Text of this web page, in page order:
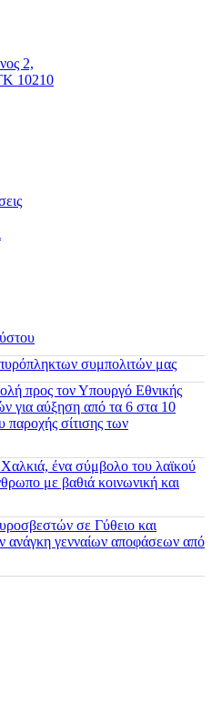
2,
10210
συμπολιτών μας
προς τον Υπουργό Εθνικής
για αύξηση από τα 6 στα 10
παροχής σίτισης των
ένα σύμβολο του λαϊκού
με βαθιά κοινωνική και
σε Γύθειο και
ανάγκη γενναίων αποφάσεων από